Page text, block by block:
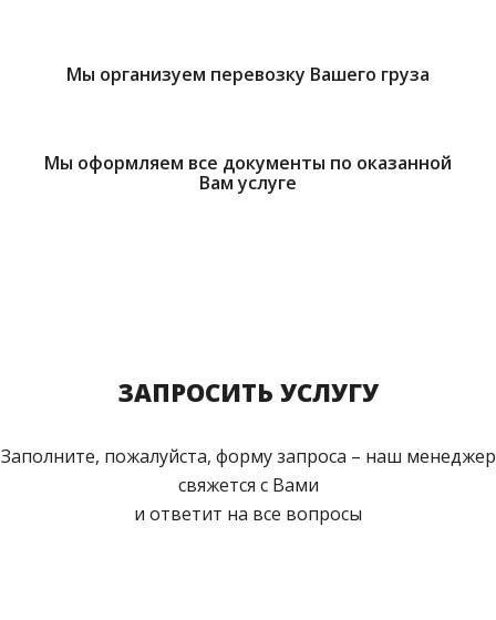
Мы организуем перевозку Вашего груза
Мы оформляем все документы по оказанной
Вам услуге
ЗАПРОСИТЬ УСЛУГУ
Заполните, пожалуйста, форму запроса – наш менеджер
свяжется с Вами
и ответит на все вопросы